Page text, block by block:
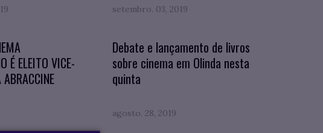
setembro. 03, 2019
É ELEITO VICE-
ABRACCINE
Debate e lançamento de livros
sobre cinema em Olinda nesta
quinta
agosto. 28, 2019